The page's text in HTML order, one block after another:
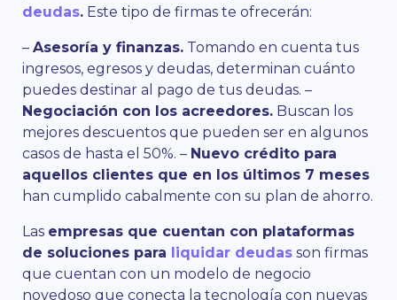
deudas. Este tipo de firmas te ofrecerán:
– Asesoría y finanzas. Tomando en cuenta tus
ingresos, egresos y deudas, determinan cuánto
puedes destinar al pago de tus deudas. –
Negociación con los acreedores. Buscan los
mejores descuentos que pueden ser en algunos
casos de hasta el 50%. – Nuevo crédito para
aquellos clientes que en los últimos 7 meses
han cumplido cabalmente con su plan de ahorro.
Las empresas que cuentan con plataformas
de soluciones para liquidar deudas son firmas
que cuentan con un modelo de negocio
novedoso que conecta la tecnología con nuevas